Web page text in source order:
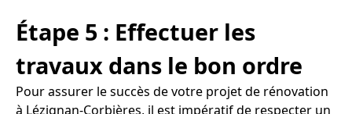
Étape 5 : Effectuer les
travaux dans le bon ordre
Pour assurer le succès de votre projet de rénovation
à Lézignan-Corbières, il est impératif de respecter un